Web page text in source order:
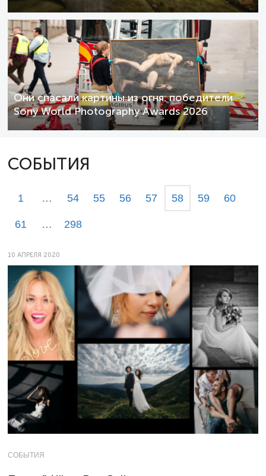
Они спасали картины из огня: победители
Sony World Photography Awards 2026
СОБЫТИЯ
1 … 54 55 56 57 58 59 60
61 … 298
10 АПРЕЛЯ 2020
СОБЫТИЯ